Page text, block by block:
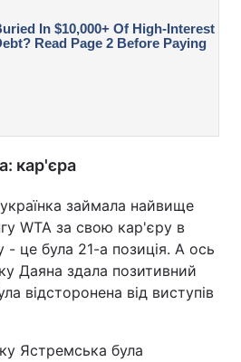
кар'єра
займала найвище
WTA за свою кар'єру в
- це була 21-а позиція. А ось
Даяна здала позитивний
відсторонена від виступів
Ястремська була